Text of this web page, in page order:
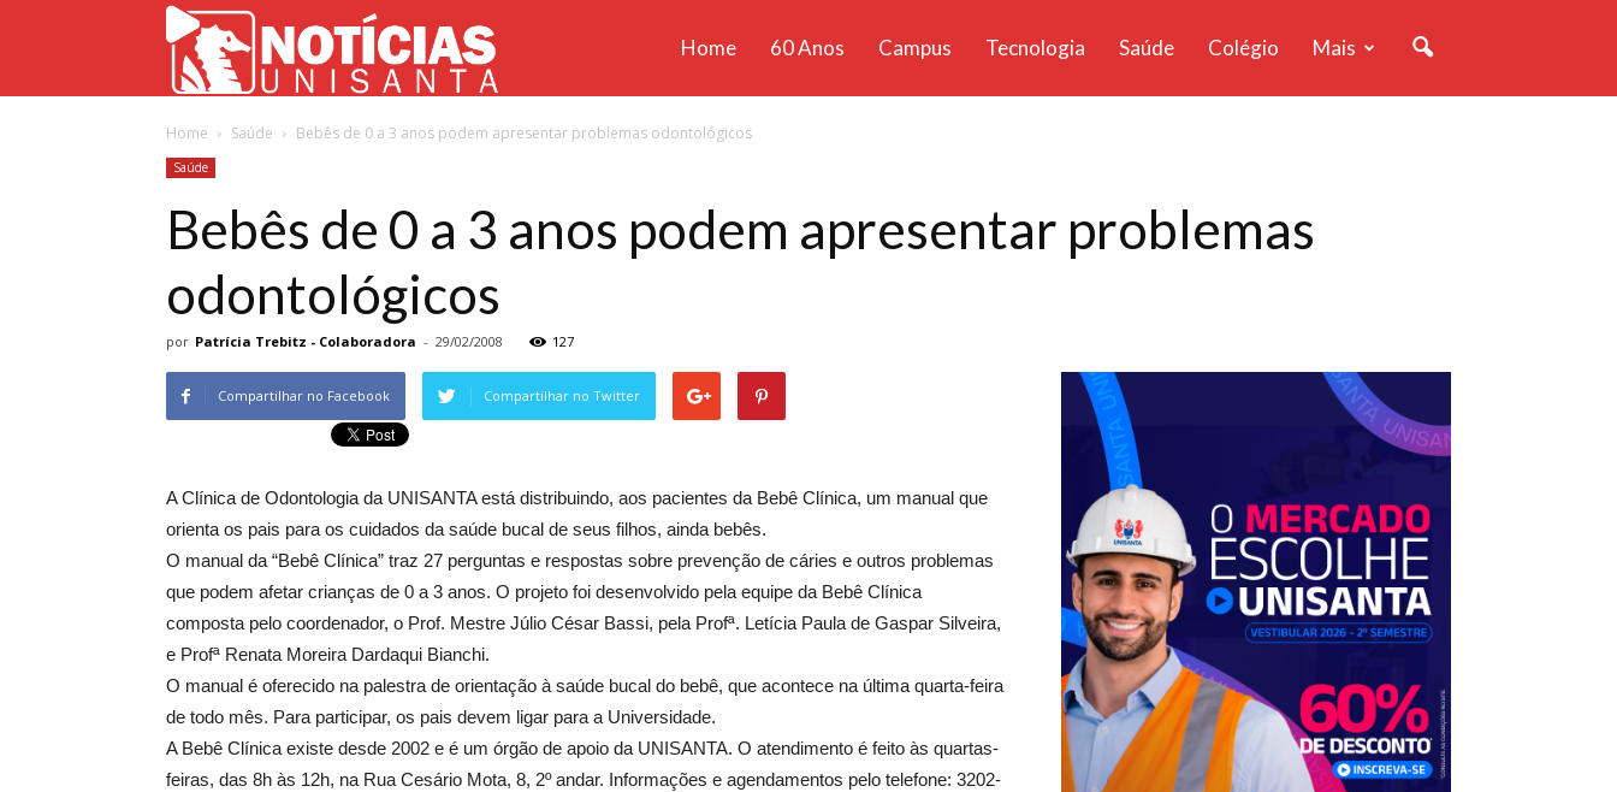
Unisanta
Home 60 Anos Campus Tecnologia Saúde Colégio Mais
Home Saúde Bebês de 0 a 3 anos podem apresentar problemas odontológicos
Saúde
Bebês de 0 a 3 anos podem apresentar problemas
odontológicos
por Patrícia Trebitz - Colaboradora - 29/02/2008 127
Compartilhar no Facebook Compartilhar no Twitter
A Clínica de Odontologia da UNISANTA está distribuindo, aos pacientes da Bebê Clínica, um manual que
orienta os pais para os cuidados da saúde bucal de seus filhos, ainda bebês.
O manual da “Bebê Clínica” traz 27 perguntas e respostas sobre prevenção de cáries e outros problemas
que podem afetar crianças de 0 a 3 anos. O projeto foi desenvolvido pela equipe da Bebê Clínica
composta pelo coordenador, o Prof. Mestre Júlio César Bassi, pela Profª. Letícia Paula de Gaspar Silveira,
e Profª Renata Moreira Dardaqui Bianchi.
O manual é oferecido na palestra de orientação à saúde bucal do bebê, que acontece na última quarta-feira
de todo mês. Para participar, os pais devem ligar para a Universidade.
A Bebê Clínica existe desde 2002 e é um órgão de apoio da UNISANTA. O atendimento é feito às quartas-
feiras, das 8h às 12h, na Rua Cesário Mota, 8, 2º andar. Informações e agendamentos pelo telefone: 3202-